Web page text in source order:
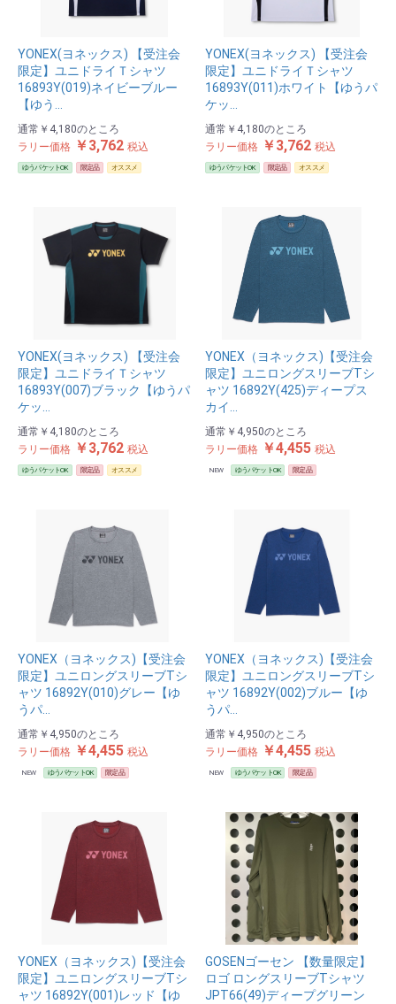
YONEX(ヨネックス) 【受注会
限定】ユニドライＴシャツ
16893Y(019)ネイビーブルー
【ゆう…
通常 ￥4,180のところ
ラリー価格 ￥3,762 税込
ゆうパケットOK 限定品 オススメ
YONEX(ヨネックス) 【受注会
限定】ユニドライＴシャツ
16893Y(011)ホワイト【ゆうパ
ケッ…
通常 ￥4,180のところ
ラリー価格 ￥3,762 税込
ゆうパケットOK 限定品 オススメ
YONEX(ヨネックス) 【受注会
限定】ユニドライＴシャツ
16893Y(007)ブラック【ゆうパ
ケッ…
通常 ￥4,180のところ
ラリー価格 ￥3,762 税込
ゆうパケットOK 限定品 オススメ
YONEX（ヨネックス)【受注会
限定】ユニロングスリーブTシ
ャツ 16892Y(425)ディープス
カイ…
通常 ￥4,950のところ
ラリー価格 ￥4,455 税込
NEW ゆうパケットOK 限定品
YONEX（ヨネックス)【受注会
限定】ユニロングスリーブTシ
ャツ 16892Y(010)グレー【ゆ
うパ…
通常 ￥4,950のところ
ラリー価格 ￥4,455 税込
NEW ゆうパケットOK 限定品
YONEX（ヨネックス)【受注会
限定】ユニロングスリーブTシ
ャツ 16892Y(002)ブルー【ゆ
うパ…
通常 ￥4,950のところ
ラリー価格 ￥4,455 税込
NEW ゆうパケットOK 限定品
YONEX（ヨネックス)【受注会
限定】ユニロングスリーブTシ
ャツ 16892Y(001)レッド【ゆ
GOSENゴーセン 【数量限定】
ロゴ ロングスリーブTシャツ
JPT66(49)ディープグリーン